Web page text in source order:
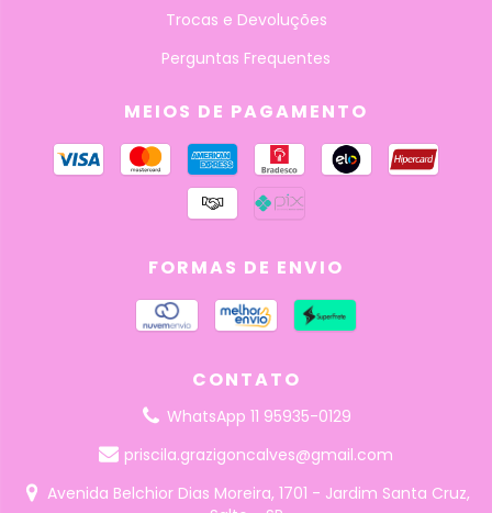
Trocas e Devoluções
Perguntas Frequentes
MEIOS DE PAGAMENTO
FORMAS DE ENVIO
CONTATO
WhatsApp 11 95935-0129
priscila.grazigoncalves@gmail.com
Avenida Belchior Dias Moreira, 1701 - Jardim Santa Cruz,